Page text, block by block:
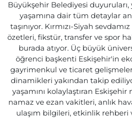
Büyükşehir Belediyesi
yaşamına dair tüm detaylar
taşınıyor. Kırmızı-Siyah
özetleri, fikstür, transfer ve spor
burada atıyor. Üç büyük
öğrenci başkenti Eskişehir'in
gayrimenkul ve ticaret
dinamikleri yakından takip
yaşamını kolaylaştıran
namaz ve ezan vakitleri, anlık
ulaşım bilgileri, etkinlik